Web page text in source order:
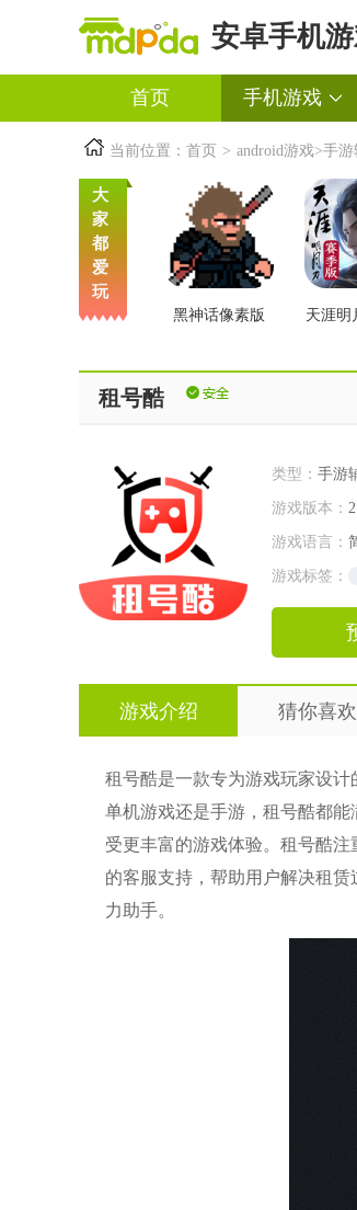
安卓手机
首页 手机游戏
当前位置： 首页 > android游戏>手游
大
家
都
爱
玩
黑神话像素版 天涯明
租号酷
类型： 手游
游戏版本：
游戏语言：
游戏标签：
游戏介绍 猜你喜欢
租号酷是一款专为游戏玩家设计
单机游戏还是手游，租号酷都
受更丰富的游戏体验。租号酷
的客服支持，帮助用户解决租
力助手。